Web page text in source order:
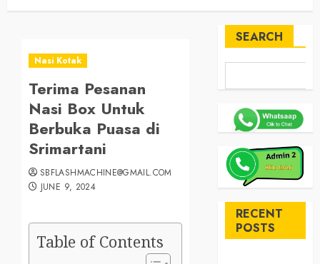
Nasi Kotak
Terima Pesanan
Nasi Box Untuk
Berbuka Puasa di
Srimartani
SBFLASHMACHINE@GMAIL.COM
JUNE 9, 2024
Table of Contents
SEARCH
RECENT
POSTS